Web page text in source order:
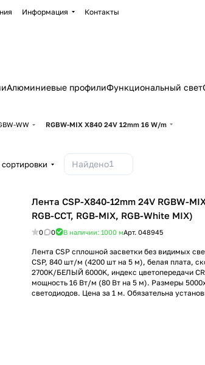
Информация Контакты
Алюминиевые профилиФункциональный свет
WW RGBW-MIX X840 24V 12mm 16 W/m
Найдено1
Лента CSP-X840-12mm 24V RGBW-
RGB-CCT, RGB-MIX, RGB-White MIX)
0 0 В наличии: 1000 мАрт. 048945
Лента CSP сплошной засветки без видимых
CSP, 840 шт/м (4200 шт на 5 м), белая плата,
2700K/БЕЛЫЙ 6000K, индекс цветопередачи
мощность 16 Вт/м (80 Вт на 5 м). Размеры
светодиодов. Цена за 1 м. Обязательна